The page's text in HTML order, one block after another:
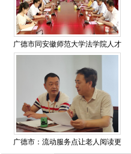
广德市同安徽师范大学法学院人才
广德市：流动服务点让老人阅读更